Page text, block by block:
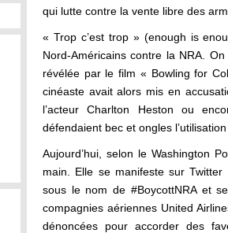
qui lutte contre la vente libre des
« Trop c’est trop » (enough is
Nord-Américains contre la NRA.
révélée par le film « Bowling for
cinéaste avait alors mis en
l’acteur Charlton Heston ou
défendaient bec et ongles
Aujourd’hui, selon le Washington
main. Elle se manifeste sur
sous le nom de #BoycottNRA et
compagnies aériennes United
dénoncées pour accorder des